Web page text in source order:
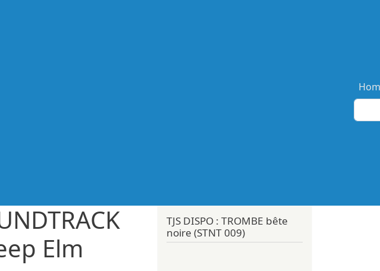
Elm
TJS DISPO : TROMBE bête
noire (STNT 009)